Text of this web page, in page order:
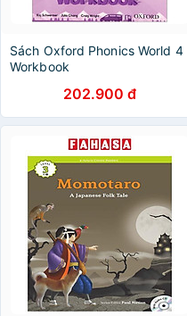
Sách Oxford Phonics World 4
Workbook
202.900 đ